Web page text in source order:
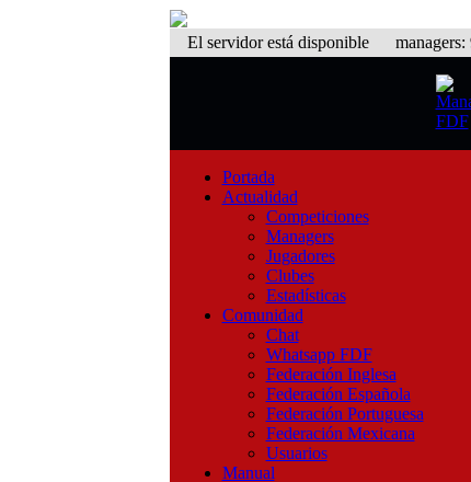
El servidor está disponiblemanagers:
Portada
Actualidad
Competiciones
Managers
Jugadores
Clubes
Estadísticas
Comunidad
Chat
Whatsapp FDF
Federación Inglesa
Federación Española
Federación Portuguesa
Federación Mexicana
Usuarios
Manual